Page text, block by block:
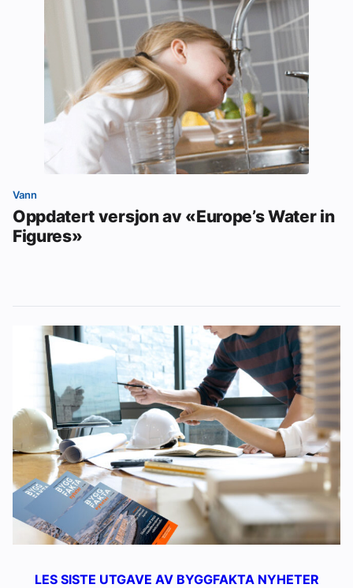
Vann
Oppdatert versjon av «Europe’s Water in
Figures»
LES SISTE UTGAVE AV BYGGFAKTA NYHETER